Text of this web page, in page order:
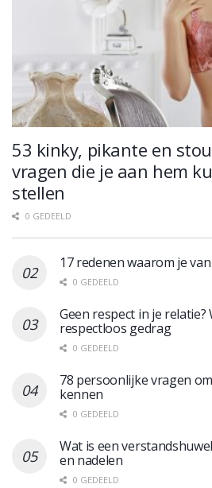
53 kinky, pikante en
vragen die je aan hem
stellen
0 GEDEELD
17 redenen waarom je
0 GEDEELD
Geen respect in je
respectloos gedrag
0 GEDEELD
78 persoonlijke vragen
kennen
0 GEDEELD
Wat is een
en nadelen
0 GEDEELD